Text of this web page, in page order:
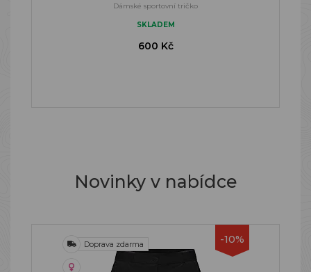
Dámské sportovní tričko
SKLADEM
600 Kč
Novinky v nabídce
-10%
Doprava zdarma